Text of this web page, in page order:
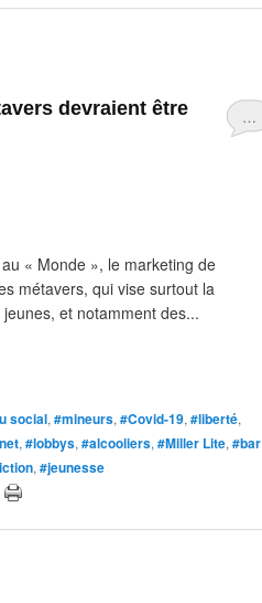
…
devraient être
« Monde », le marketing de
métavers, qui vise surtout la
et notamment des...
social, #mineurs, #Covid-19, #liberté,
, #lobbys, #alcooliers, #Miller Lite, #bar
, #jeunesse